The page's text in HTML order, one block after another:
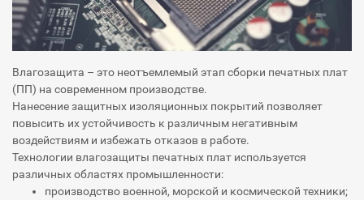
Влагозащита – это неотъемлемый этап сборки печатных плат
(ПП) на современном производстве.
Нанесение защитных изоляционных покрытий позволяет
повысить их устойчивость к различным негативным
воздействиям и избежать отказов в работе.
Технологии влагозащиты печатных плат используется
различных областях промышленности:
производство военной, морской и космической техники;